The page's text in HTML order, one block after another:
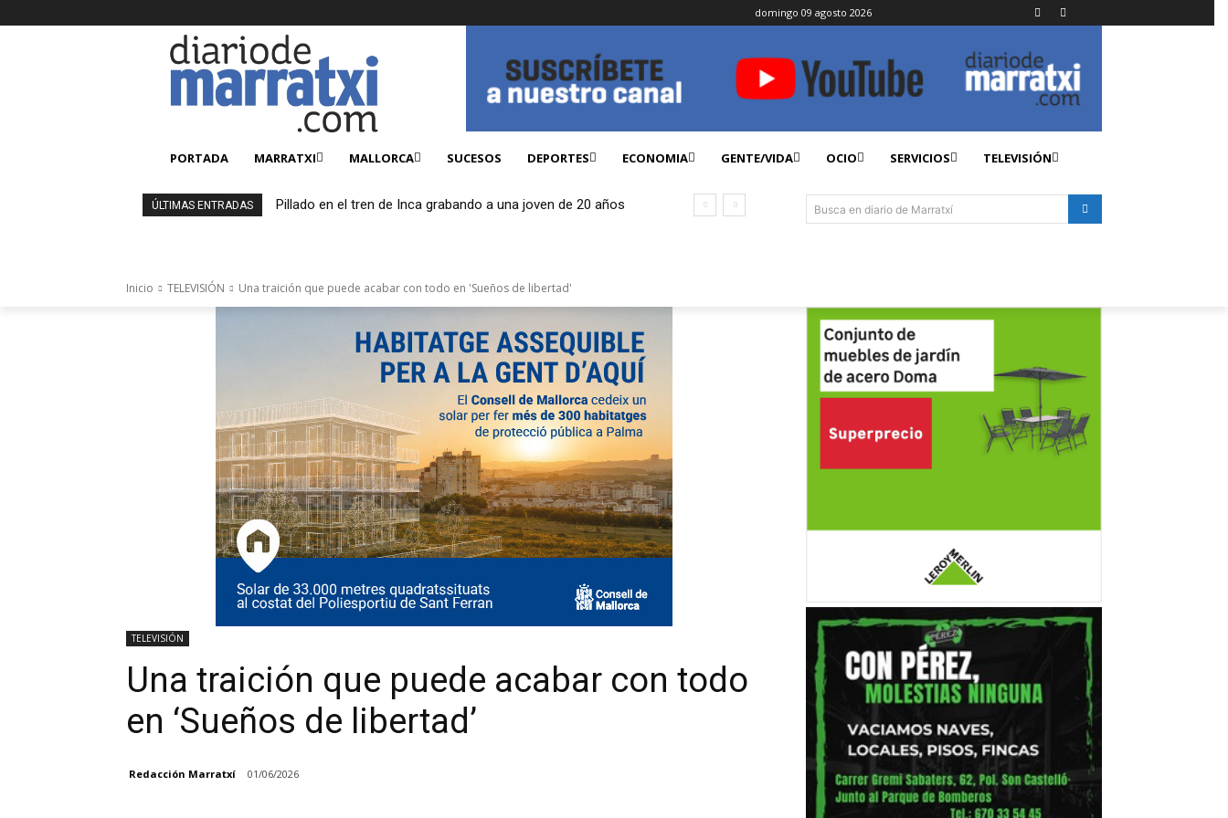
domingo 09 agosto 2026
PORTADA MARRATXI MALLORCA SUCESOS DEPORTES ECONOMIA GENTE/VIDA OCIO SERVICIOS TELEVISIÓN
ÚLTIMAS ENTRADAS Pillado en el tren de Inca grabando a una joven de 20 años Busca en diario de Marratxí
Inicio TELEVISIÓN Una traición que puede acabar con todo en 'Sueños de libertad'
TELEVISIÓN
Una traición que puede acabar con todo
en ‘Sueños de libertad’
Redacción Marratxí 01/06/2026